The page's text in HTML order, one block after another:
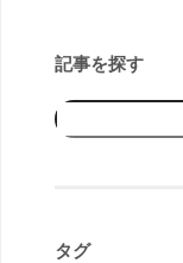
記事を探す
タグ